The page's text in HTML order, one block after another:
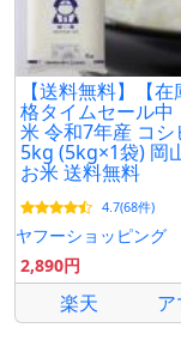
【送料無料】【
格タイムセール中
米 令和7年産 コシ
5kg (5kg×1袋) 岡
お米 送料無料
4.7(68件)
ヤフーショッピング
2,890円
楽天